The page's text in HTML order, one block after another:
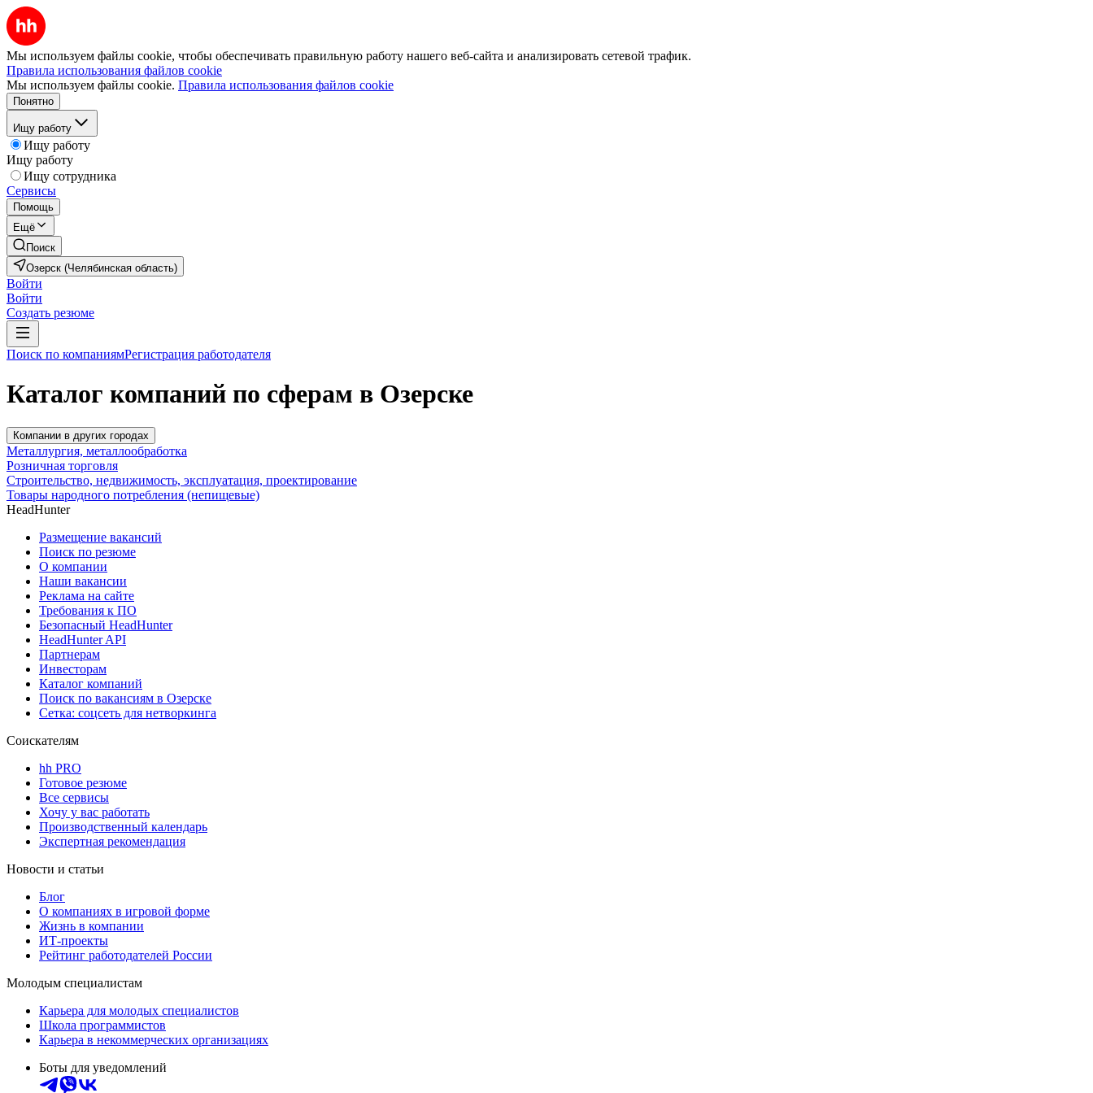
Мы используем файлы cookie, чтобы обеспечивать правильную работу нашего веб-сайта и анализировать сетевой трафик.
Правила использования файлов cookie
Мы используем файлы cookie. Правила использования файлов cookie
Понятно
Ищу работу
Ищу работу
Ищу работу
Ищу сотрудника
Сервисы
Помощь
Ещё
Поиск
Озерск (Челябинская область)
Войти
Войти
Создать резюме
Поиск по компаниямРегистрация работодателя
Каталог компаний по сферам в Озерске
Компании в других городах
Металлургия, металлообработка
Розничная торговля
Строительство, недвижимость, эксплуатация, проектирование
Товары народного потребления (непищевые)
HeadHunter
Размещение вакансий
Поиск по резюме
О компании
Наши вакансии
Реклама на сайте
Требования к ПО
Безопасный HeadHunter
HeadHunter API
Партнерам
Инвесторам
Каталог компаний
Поиск по вакансиям в Озерске
Сетка: соцсеть для нетворкинга
Соискателям
hh PRO
Готовое резюме
Все сервисы
Хочу у вас работать
Производственный календарь
Экспертная рекомендация
Новости и статьи
Блог
О компаниях в игровой форме
Жизнь в компании
ИТ-проекты
Рейтинг работодателей России
Молодым специалистам
Карьера для молодых специалистов
Школа программистов
Карьера в некоммерческих организациях
Боты для уведомлений